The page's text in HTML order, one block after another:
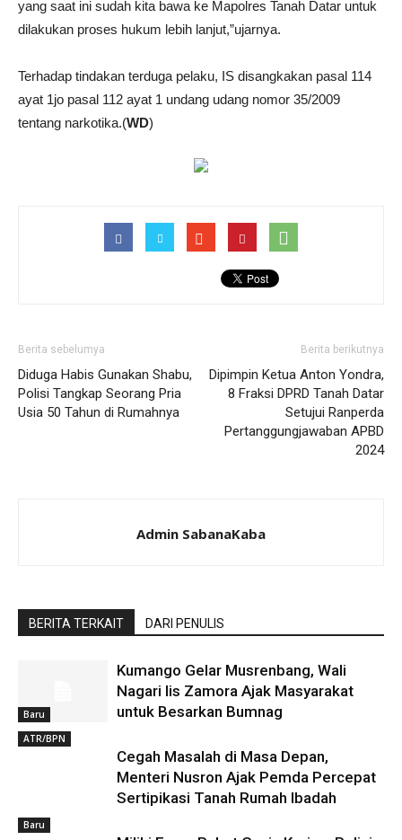
yang saat ini sudah kita bawa ke Mapolres Tanah Datar untuk
dilakukan proses hukum lebih lanjut,”ujarnya.
Terhadap tindakan terduga pelaku, IS disangkakan pasal 114
ayat 1jo pasal 112 ayat 1 undang udang nomor 35/2009
tentang narkotika.(WD)
Berita sebelumya
Diduga Habis Gunakan Shabu,
Polisi Tangkap Seorang Pria
Usia 50 Tahun di Rumahnya
Berita berikutnya
Dipimpin Ketua Anton Yondra,
8 Fraksi DPRD Tanah Datar
Setujui Ranperda
Pertanggungjawaban APBD
2024
Admin SabanaKaba
BERITA TERKAIT DARI PENULIS
Baru
Kumango Gelar Musrenbang, Wali
Nagari Iis Zamora Ajak Masyarakat
untuk Besarkan Bumnag
ATR/BPN
Cegah Masalah di Masa Depan,
Menteri Nusron Ajak Pemda Percepat
Sertipikasi Tanah Rumah Ibadah
Baru